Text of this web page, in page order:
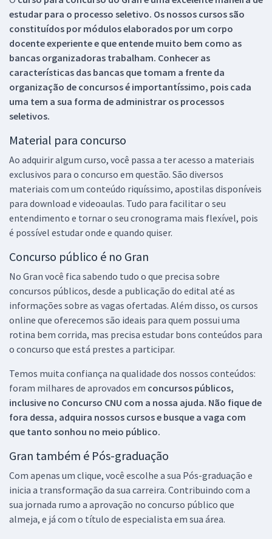
estudar para o processo seletivo. Os nossos cursos são
constituídos por módulos elaborados por um corpo
docente experiente e que entende muito bem como as
bancas organizadoras trabalham. Conhecer as
características das bancas que tomam a frente da
organização de concursos é importantíssimo, pois cada
uma tem a sua forma de administrar os processos
seletivos.
Material para concurso
Ao adquirir algum curso, você passa a ter acesso a materiais
exclusivos para o concurso em questão. São diversos
materiais com um conteúdo riquíssimo, apostilas disponíveis
para download e videoaulas. Tudo para facilitar o seu
entendimento e tornar o seu cronograma mais flexível, pois
é possível estudar onde e quando quiser.
Concurso público é no Gran
No Gran você fica sabendo tudo o que precisa sobre
concursos públicos, desde a publicação do edital até as
informações sobre as vagas ofertadas. Além disso, os cursos
online que oferecemos são ideais para quem possui uma
rotina bem corrida, mas precisa estudar bons conteúdos para
o concurso que está prestes a participar.
Temos muita confiança na qualidade dos nossos conteúdos:
foram milhares de aprovados em concursos públicos,
inclusive no Concurso CNU com a nossa ajuda. Não fique de
fora dessa, adquira nossos cursos e busque a vaga com
que tanto sonhou no meio público.
Gran também é Pós-graduação
Com apenas um clique, você escolhe a sua Pós-graduação e
inicia a transformação da sua carreira. Contribuindo com a
sua jornada rumo a aprovação no concurso público que
almeja, e já com o título de especialista em sua área.